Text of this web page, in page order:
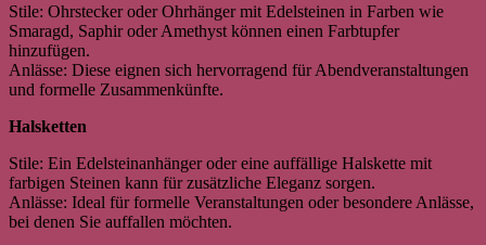
Stile: Ohrstecker oder Ohrhänger mit Edelsteinen in Farben wie
Smaragd, Saphir oder Amethyst können einen Farbtupfer
hinzufügen.
Anlässe: Diese eignen sich hervorragend für Abendveranstaltungen
und formelle Zusammenkünfte.
Halsketten
Stile: Ein Edelsteinanhänger oder eine auffällige Halskette mit
farbigen Steinen kann für zusätzliche Eleganz sorgen.
Anlässe: Ideal für formelle Veranstaltungen oder besondere Anlässe,
bei denen Sie auffallen möchten.